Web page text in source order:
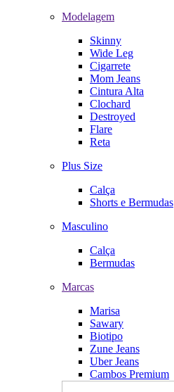
Modelagem
Skinny
Wide Leg
Cigarrete
Mom Jeans
Cintura Alta
Clochard
Destroyed
Flare
Reta
Plus Size
Calça
Shorts e Bermudas
Masculino
Calça
Bermudas
Marcas
Marisa
Sawary
Biotipo
Zune Jeans
Uber Jeans
Cambos Premium